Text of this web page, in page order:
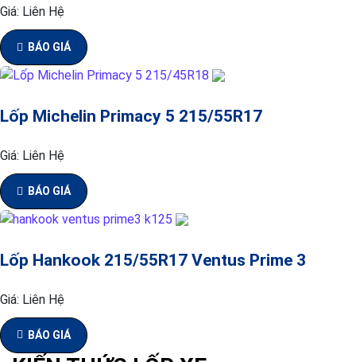
Giá: Liên Hệ
BÁO GIÁ
Lốp Michelin Primacy 5 215/55R17
Giá: Liên Hệ
BÁO GIÁ
Lốp Hankook 215/55R17 Ventus Prime 3
Giá: Liên Hệ
BÁO GIÁ